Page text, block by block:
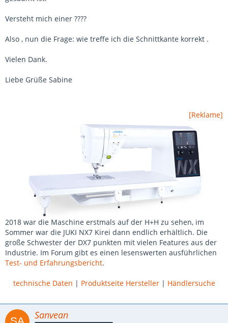
Versteht mich einer ????
Also , nun die Frage: wie treffe ich die Schnittkante korrekt .
Vielen Dank.
Liebe Grüße Sabine
[Reklame]
2018 war die Maschine erstmals auf der H+H zu sehen, im
Sommer war die JUKI NX7 Kirei dann endlich erhältlich. Die
große Schwester der DX7 punkten mit vielen Features aus der
Industrie. Im Forum gibt es einen lesenswerten ausführlichen
Test- und Erfahrungsbericht.
technische Daten | Produktseite Hersteller| Händlersuche
Sanvean